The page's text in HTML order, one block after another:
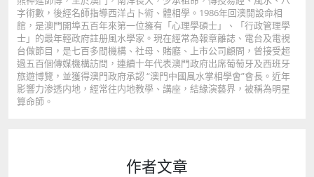
字術數，後經名師指導西洋占卜術、體相學。1986年回澳開設命相
館，是澳門開埠五百年來第一位擁有「心理學碩士」、「行政管理學
士」的最年輕政府註册風水學家。現在經常為報章離誌、電台及電視
台做節目，是七百多間機構、社母、賭廳、上市公司顧問，曾接受超
過五百個傳媒機構訪問，連續十年代表澳門政府出席葡萄牙及西班牙
旅遊博覽，並獲得澳門政府承認 “澳門中國風水掌相學會”會長。近年
影響力渗透内地，經常往内地教學、講座，結緣演藝界，被稱為明星
算命師。
作者文章